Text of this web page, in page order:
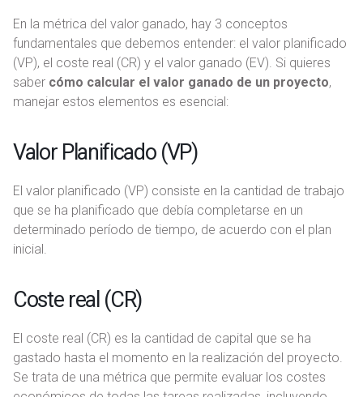
En la métrica del valor ganado, hay 3 conceptos
fundamentales que debemos entender: el valor planificado
(VP), el coste real (CR) y el valor ganado (EV). Si quieres
saber cómo calcular el valor ganado de un proyecto,
manejar estos elementos es esencial:
Valor Planificado (VP)
El valor planificado (VP) consiste en la cantidad de trabajo
que se ha planificado que debía completarse en un
determinado período de tiempo, de acuerdo con el plan
inicial.
Coste real (CR)
El coste real (CR) es la cantidad de capital que se ha
gastado hasta el momento en la realización del proyecto.
Se trata de una métrica que permite evaluar los costes